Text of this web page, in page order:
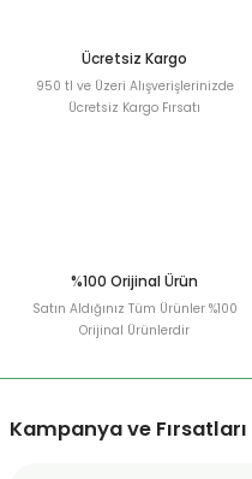
Ücretsiz Kargo
950 tl ve Üzeri Alışverişlerinizde
Ücretsiz Kargo Fırsatı
%100 Orijinal Ürün
Satın Aldığınız Tüm Ürünler %100
Orijinal Ürünlerdir
Kampanya ve